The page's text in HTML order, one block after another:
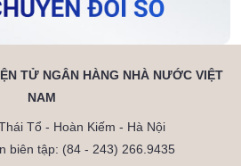
TỬ NGÂN HÀNG NHÀ NƯỚC VIỆT
NAM
Tổ - Hoàn Kiếm - Hà Nội
biên tập: (84 - 243) 266.9435